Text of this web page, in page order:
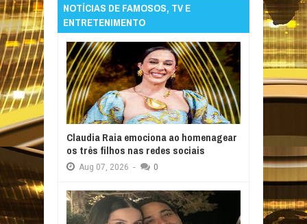
NOTÍCIAS DE FAMOSOS, TV E
ENTRETENIMENTO
Claudia Raia emociona ao homenagear
os três filhos nas redes sociais
Aug 07, 2026 - 0